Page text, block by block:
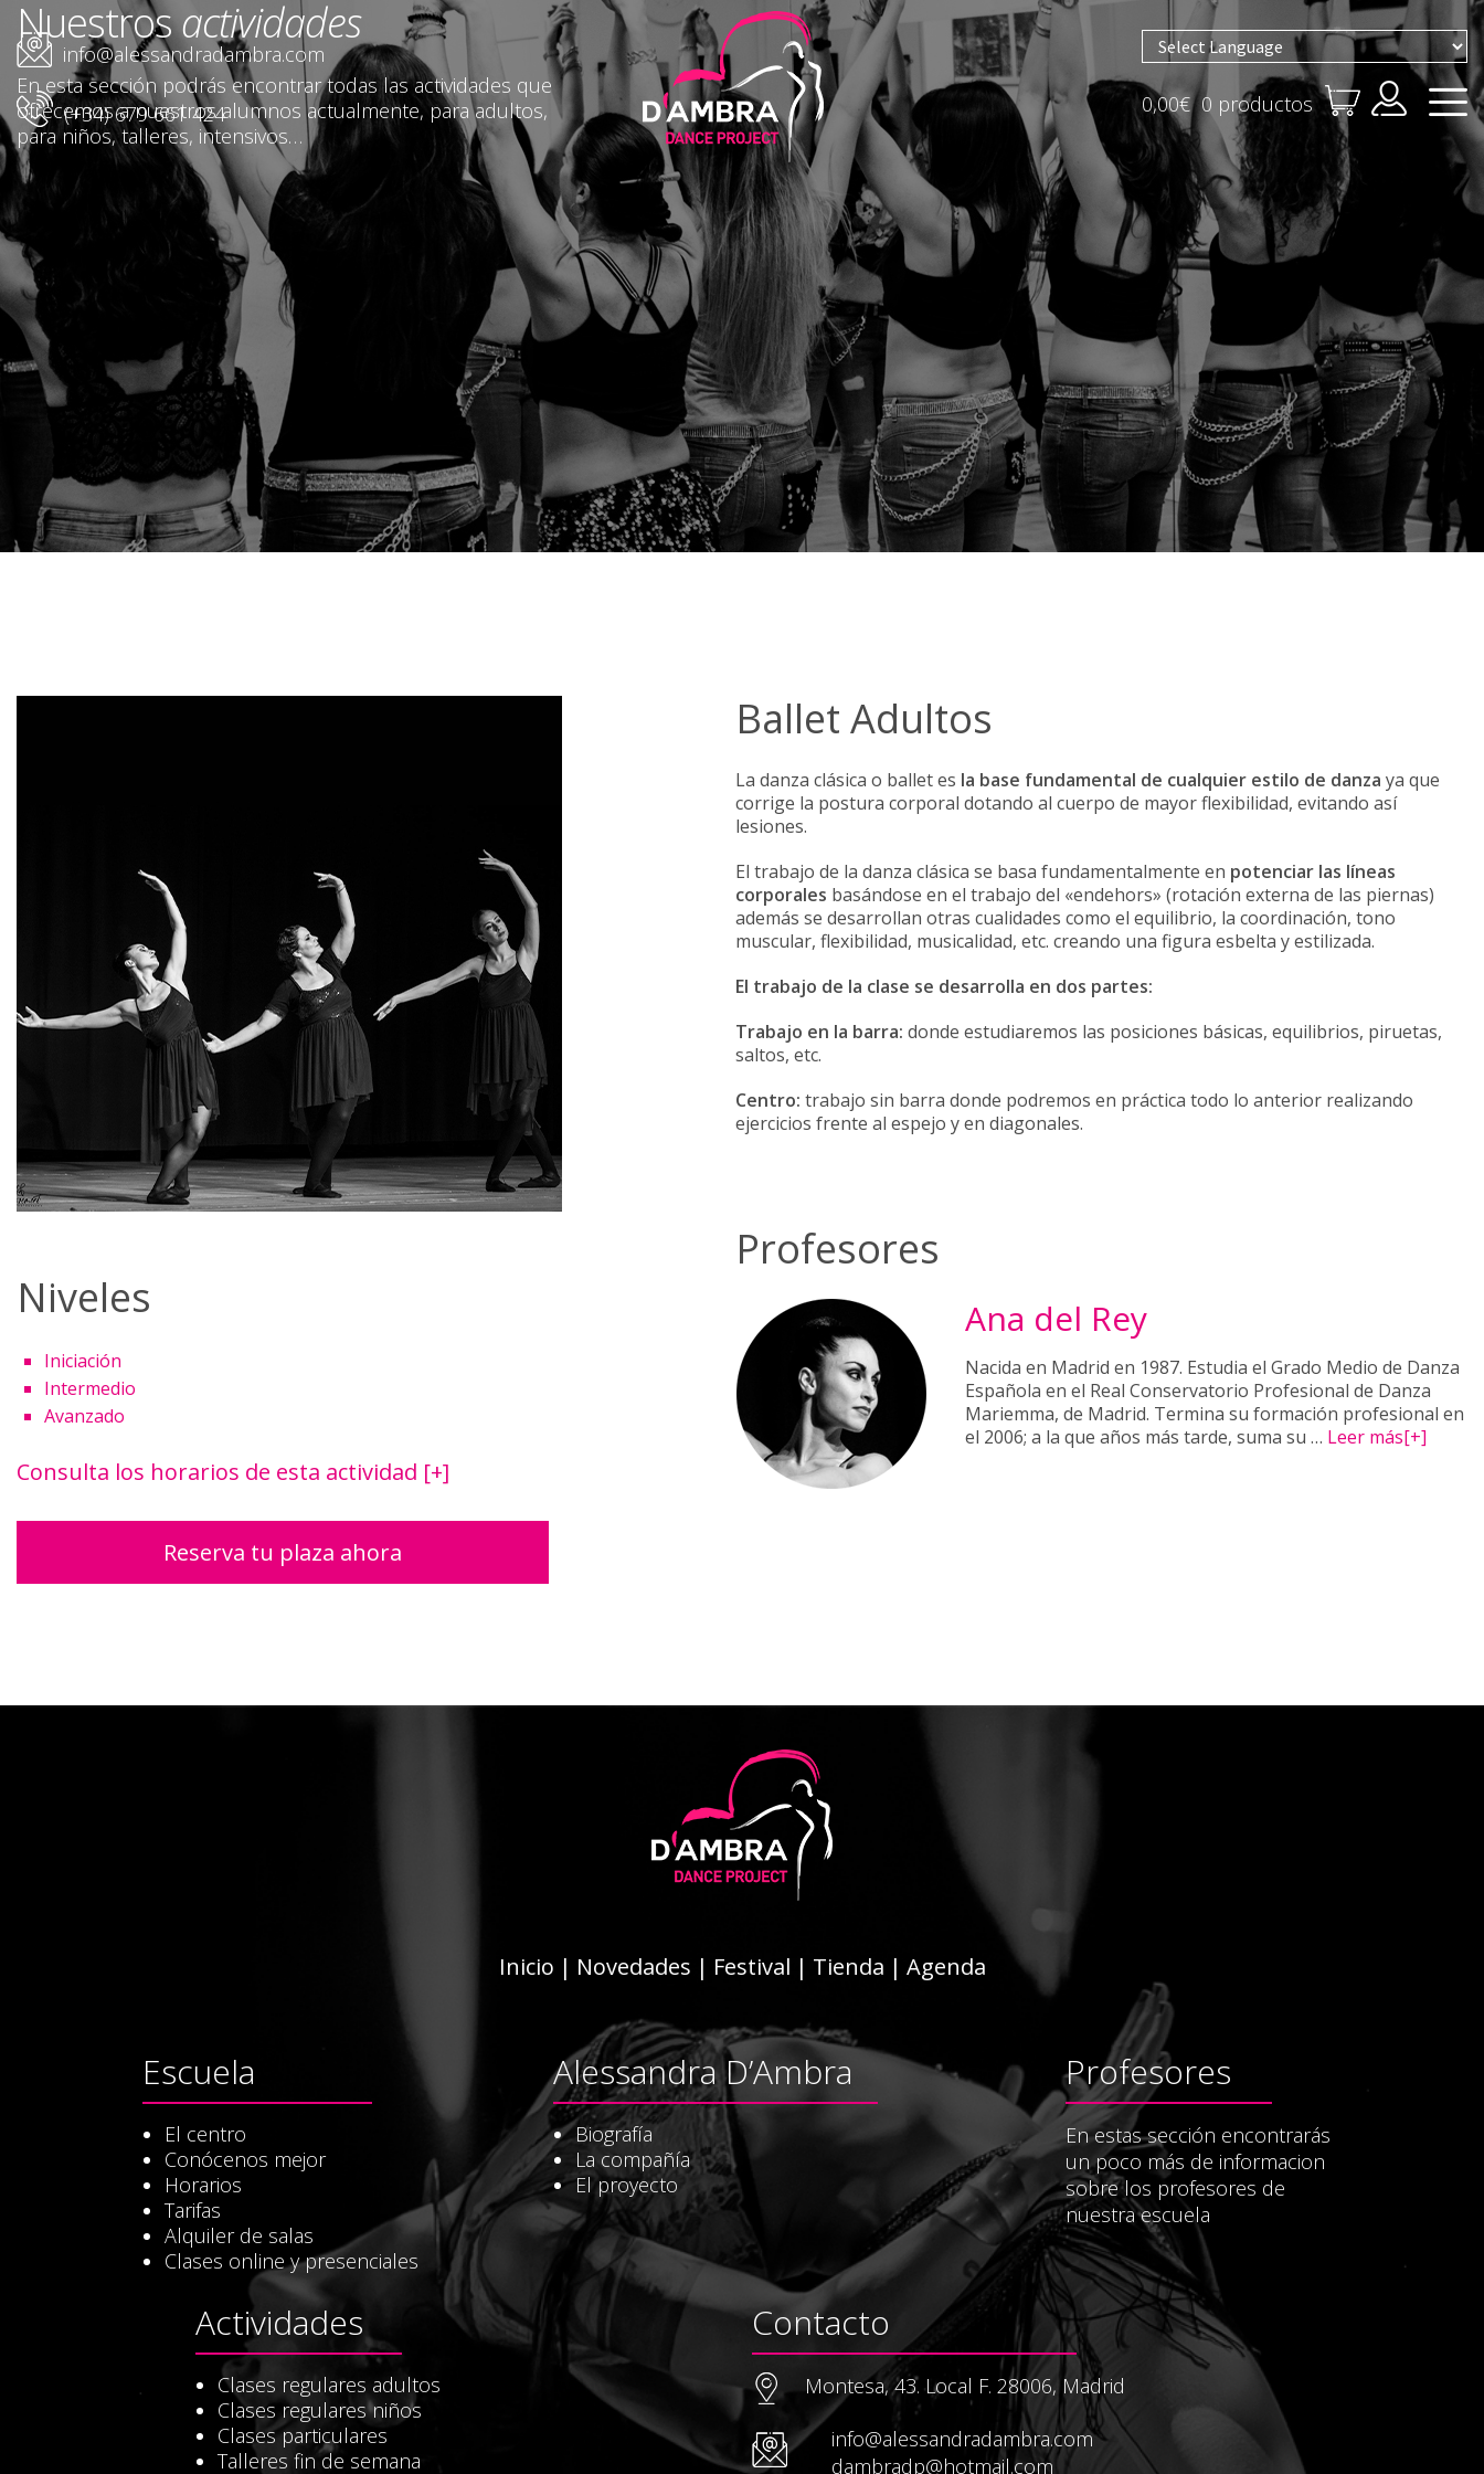
info@alessandradambra.com
(+34) 679 661 424
Powered by
0,00€ 0 productos
Nuestrosactividades
En esta sección podrás encontrar todas las actividades que
ofrecemos a nuestros alumnos actualmente, para adultos,
para niños, talleres, intensivos…
Niveles
Iniciación
Intermedio
Avanzado
Consulta los horarios de esta actividad [+]
Reserva tu plaza ahora
Ballet Adultos
La danza clásica o ballet es la base fundamental de cualquier estilo de danza ya que
corrige la postura corporal dotando al cuerpo de mayor flexibilidad, evitando así
lesiones.
El trabajo de la danza clásica se basa fundamentalmente en potenciar las líneas
corporales basándose en el trabajo del «endehors» (rotación externa de las piernas)
además se desarrollan otras cualidades como el equilibrio, la coordinación, tono
muscular, flexibilidad, musicalidad, etc. creando una figura esbelta y estilizada.
El trabajo de la clase se desarrolla en dos partes:
Trabajo en la barra: donde estudiaremos las posiciones básicas, equilibrios, piruetas,
saltos, etc.
Centro: trabajo sin barra donde podremos en práctica todo lo anterior realizando
ejercicios frente al espejo y en diagonales.
Profesores
Ana del Rey
Nacida en Madrid en 1987. Estudia el Grado Medio de Danza
Española en el Real Conservatorio Profesional de Danza
Mariemma, de Madrid. Termina su formación profesional en
el 2006; a la que años más tarde, suma su … Leer más[+]
Inicio | Novedades | Festival | Tienda | Agenda
Escuela
El centro
Conócenos mejor
Horarios
Tarifas
Alquiler de salas
Clases online y presenciales
Alessandra D’Ambra
Biografía
La compañía
El proyecto
Profesores
En estas sección encontrarás
un poco más de informacion
sobre los profesores de
nuestra escuela
Actividades
Clases regulares adultos
Clases regulares niños
Clases particulares
Talleres fin de semana
Contacto
Montesa, 43. Local F. 28006, Madrid
info@alessandradambra.com
dambradp@hotmail.com